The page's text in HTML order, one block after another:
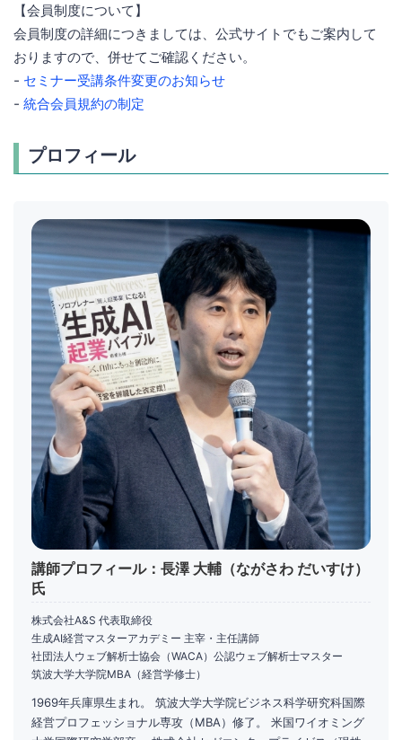
【会員制度について】
会員制度の詳細につきましては、公式サイトでもご案内して
おりますので、併せてご確認ください。
- セミナー受講条件変更のお知らせ
- 統合会員規約の制定
プロフィール
講師プロフィール：長澤 大輔（ながさわ だいすけ）
氏
株式会社A&S 代表取締役
生成AI経営マスターアカデミー 主宰・主任講師
社団法人ウェブ解析士協会（WACA）公認ウェブ解析士マスター
筑波大学大学院MBA（経営学修士）
1969年兵庫県生まれ。 筑波大学大学院ビジネス科学研究科国際
経営プロフェッショナル専攻（MBA）修了。 米国ワイオミング